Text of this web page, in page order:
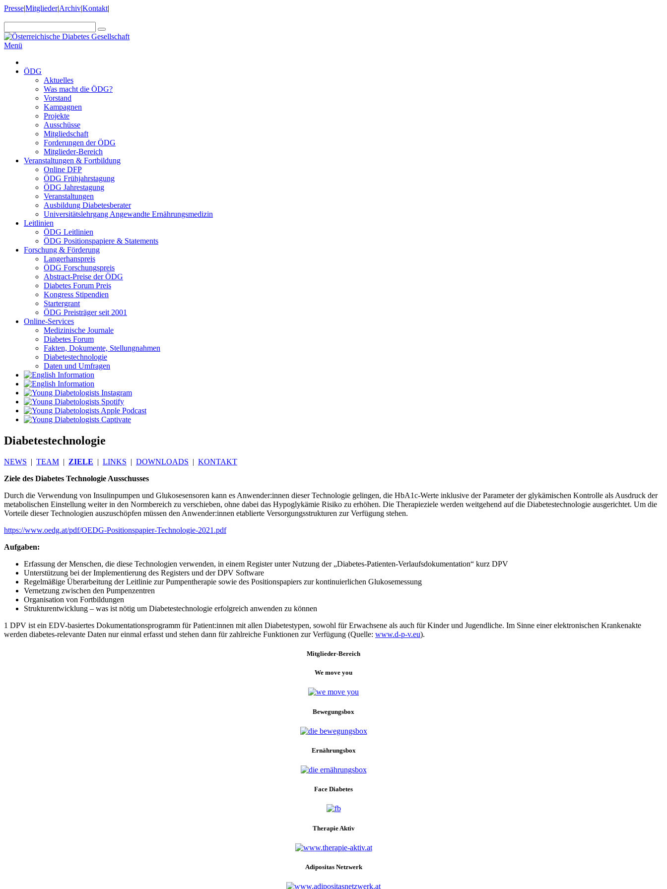
Presse|Mitglieder|Archiv|Kontakt|
Menü
ÖDG
Aktuelles
Was macht die ÖDG?
Vorstand
Kampagnen
Projekte
Ausschüsse
Mitgliedschaft
Forderungen der ÖDG
Mitglieder-Bereich
Veranstaltungen & Fortbildung
Online DFP
ÖDG Frühjahrstagung
ÖDG Jahrestagung
Veranstaltungen
Ausbildung Diabetesberater
Universitätslehrgang Angewandte Ernährungsmedizin
Leitlinien
ÖDG Leitlinien
ÖDG Positionspapiere & Statements
Forschung & Förderung
Langerhanspreis
ÖDG Forschungspreis
Abstract-Preise der ÖDG
Diabetes Forum Preis
Kongress Stipendien
Startergrant
ÖDG Preisträger seit 2001
Online-Services
Medizinische Journale
Diabetes Forum
Fakten, Dokumente, Stellungnahmen
Diabetestechnologie
Daten und Umfragen
Diabetestechnologie
NEWS | TEAM | ZIELE | LINKS | DOWNLOADS | KONTAKT
Ziele des Diabetes Technologie Ausschusses
Durch die Verwendung von Insulinpumpen und Glukosesensoren kann es Anwender:innen dieser Technologie gelingen, die HbA1c-Werte inklusive der Parameter der glykämischen Kontrolle als Ausdruck der
metabolischen Einstellung weiter in den Normbereich zu verschieben, ohne dabei das Hypoglykämie Risiko zu erhöhen. Die Therapieziele werden weitgehend auf die Diabetestechnologie ausgerichtet. Um die
Vorteile dieser Technologien auszuschöpfen müssen den Anwender:innen etablierte Versorgungsstrukturen zur Verfügung stehen.
https://www.oedg.at/pdf/OEDG-Positionspapier-Technologie-2021.pdf
Aufgaben:
Erfassung der Menschen, die diese Technologien verwenden, in einem Register unter Nutzung der „Diabetes-Patienten-Verlaufsdokumentation“ kurz DPV
Unterstützung bei der Implementierung des Registers und der DPV Software
Regelmäßige Überarbeitung der Leitlinie zur Pumpentherapie sowie des Positionspapiers zur kontinuierlichen Glukosemessung
Vernetzung zwischen den Pumpenzentren
Organisation von Fortbildungen
Strukturentwicklung – was ist nötig um Diabetestechnologie erfolgreich anwenden zu können
1 DPV ist ein EDV-basiertes Dokumentationsprogramm für Patient:innen mit allen Diabetestypen, sowohl für Erwachsene als auch für Kinder und Jugendliche. Im Sinne einer elektronischen Krankenakte
werden diabetes-relevante Daten nur einmal erfasst und stehen dann für zahlreiche Funktionen zur Verfügung (Quelle: www.d-p-v.eu).
Mitglieder-Bereich
We move you
Bewegungsbox
Ernährungsbox
Face Diabetes
Therapie Aktiv
Adipositas Netzwerk